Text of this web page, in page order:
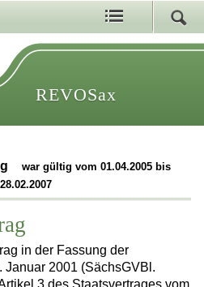
REVOSax
war gültig vom 01.04.2005 bis
28.02.2007
in der Fassung der
Januar 2001 (SächsGVBl.
3 des Staatsvertrages vom